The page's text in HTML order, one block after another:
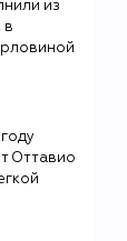
из
в
Оттавио